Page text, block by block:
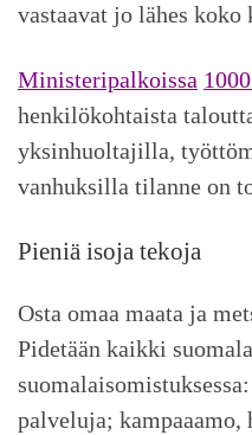
vastaavat jo lähes koko
Ministeripalkoissa
henkilökohtaista
yksinhuoltajilla,
vanhuksilla tilanne on
Pieniä isoja tekoja
Osta omaa maata ja
Pidetään kaikki
palveluja; kampaaamo,